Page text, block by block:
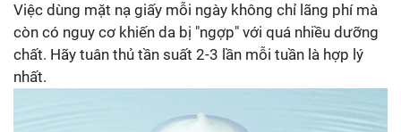
Việc dùng mặt nạ giấy mỗi ngày không chỉ lãng phí mà
còn có nguy cơ khiến da bị "ngợp" với quá nhiều dưỡng
chất. Hãy tuân thủ tần suất 2-3 lần mỗi tuần là hợp lý
nhất.